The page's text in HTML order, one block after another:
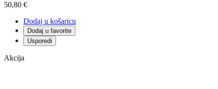
50,80 €
Dodaj u košaricu
Dodaj u favorite
Usporedi
Akcija